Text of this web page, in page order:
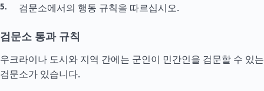
검문소에서의 행동 규칙을 따르십시오.
검문소 통과 규칙
우크라이나 도시와 지역 간에는 군인이 민간인을 검문할 수 있는
검문소가 있습니다.